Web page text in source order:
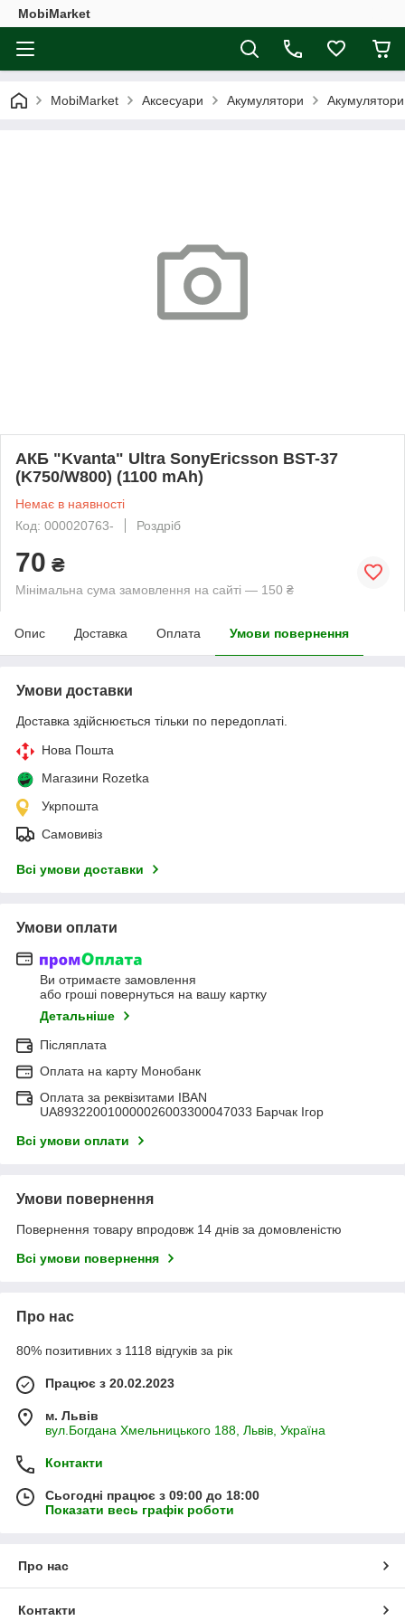
MobiMarket
MobiMarket Аксесуари Акумулятори
AКБ "Kvanta" Ultra SonyEricsson BST-37
(K750/W800) (1100 mAh)
Немає в наявності
Код: 000020763-
Роздріб
70 ₴
Мінімальна сума замовлення на сайті — 150 ₴
Опис Доставка Оплата Умови повернення
Умови доставки
Доставка здійснюється тільки по передоплаті.
Нова Пошта
Магазини Rozetka
Укрпошта
Самовивіз
Всі умови доставки
Умови оплати
Ви отримаєте замовлення
або гроші повернуться на вашу картку
Детальніше
Післяплата
Оплата на карту Монобанк
Оплата за реквізитами IBAN
UA893220010000026003300047033 Барчак Ігор
Всі умови оплати
Умови повернення
Повернення товару впродовж 14 днів за домовленістю
Всі умови повернення
Про нас
80% позитивних з 1118 відгуків за рік
Працює з 20.02.2023
м. Львів
вул.Богдана Хмельницького 188, Львів, Україна
Контакти
Сьогодні працює з 09:00 до 18:00
Показати весь графік роботи
Про нас
Контакти